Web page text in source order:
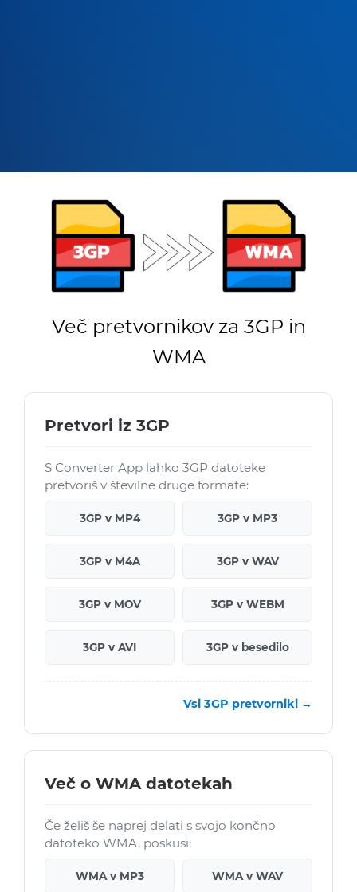
Več pretvornikov za 3GP in
WMA
Pretvori iz 3GP
S Converter App lahko 3GP datoteke
pretvoriš v številne druge formate:
3GP v MP4 3GP v MP3
3GP v M4A 3GP v WAV
3GP v MOV 3GP v WEBM
3GP v AVI 3GP v besedilo
Vsi 3GP pretvorniki →
Več o WMA datotekah
Če želiš še naprej delati s svojo končno
datoteko WMA, poskusi:
WMA v MP3 WMA v WAV